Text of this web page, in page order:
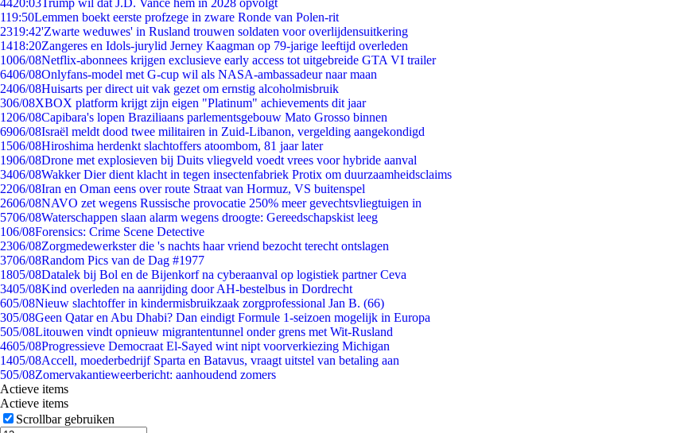
4420:03Trump wil dat J.D. Vance hem in 2028 opvolgt
119:50Lemmen boekt eerste profzege in zware Ronde van Polen-rit
2319:42'Zwarte weduwes' in Rusland trouwen soldaten voor overlijdensuitkering
1418:20Zangeres en Idols-jurylid Jerney Kaagman op 79-jarige leeftijd overleden
1006/08Netflix-abonnees krijgen exclusieve early access tot uitgebreide GTA VI trailer
6406/08Onlyfans-model met G-cup wil als NASA-ambassadeur naar maan
2406/08Huisarts per direct uit vak gezet om ernstig alcoholmisbruik
306/08XBOX platform krijgt zijn eigen "Platinum" achievements dit jaar
1206/08Capibara's lopen Braziliaans parlementsgebouw Mato Grosso binnen
6906/08Israël meldt dood twee militairen in Zuid-Libanon, vergelding aangekondigd
1506/08Hiroshima herdenkt slachtoffers atoombom, 81 jaar later
1906/08Drone met explosieven bij Duits vliegveld voedt vrees voor hybride aanval
3406/08Wakker Dier dient klacht in tegen insectenfabriek Protix om duurzaamheidsclaims
2206/08Iran en Oman eens over route Straat van Hormuz, VS buitenspel
2606/08NAVO zet wegens Russische provocatie 250% meer gevechtsvliegtuigen in
5706/08Waterschappen slaan alarm wegens droogte: Gereedschapskist leeg
106/08Forensics: Crime Scene Detective
2306/08Zorgmedewerkster die 's nachts haar vriend bezocht terecht ontslagen
3706/08Random Pics van de Dag #1977
1805/08Datalek bij Bol en de Bijenkorf na cyberaanval op logistiek partner Ceva
3405/08Kind overleden na aanrijding door AH-bestelbus in Dordrecht
605/08Nieuw slachtoffer in kindermisbruikzaak zorgprofessional Jan B. (66)
305/08Geen Qatar en Abu Dhabi? Dan eindigt Formule 1-seizoen mogelijk in Europa
505/08Litouwen vindt opnieuw migrantentunnel onder grens met Wit-Rusland
4605/08Progressieve Democraat El-Sayed wint nipt voorverkiezing Michigan
1405/08Accell, moederbedrijf Sparta en Batavus, vraagt uitstel van betaling aan
505/08Zomervakantieweerbericht: aanhoudend zomers
Actieve items
Actieve items
Scrollbar gebruiken